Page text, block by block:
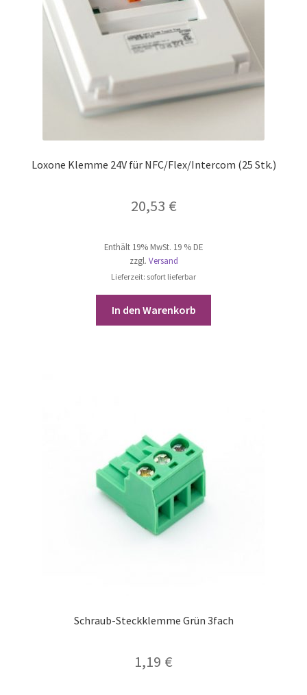
Loxone Klemme 24V für NFC/Flex/Intercom (25 Stk.)
20,53 €
Enthält 19% MwSt. 19 % DE
zzgl. Versand
Lieferzeit: sofort lieferbar
In den Warenkorb
Schraub-Steckklemme Grün 3fach
1,19 €